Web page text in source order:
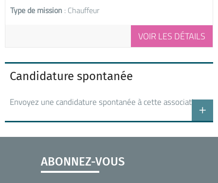
Type de mission : Chauffeur
VOIR LES DÉTAILS
Candidature spontanée
Envoyez une candidature spontanée à cette association
ABONNEZ-VOUS